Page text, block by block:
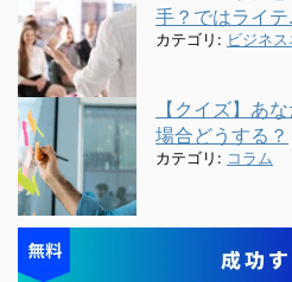
手？ではライテ
カテゴリ: ビジネス
【クイズ】あ
場合どうする？
カテゴリ: コラム